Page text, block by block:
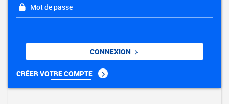
Mot de passe
CONNEXION
CRÉER VOTRE COMPTE